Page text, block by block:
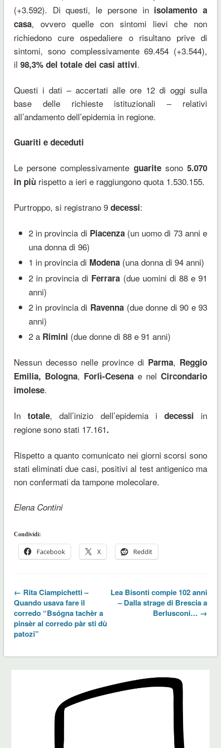
(+3.592). Di questi, le persone in isolamento a
casa, ovvero quelle con sintomi lievi che non
richiedono cure ospedaliere o risultano prive di
sintomi, sono complessivamente 69.454 (+3.544),
il 98,3% del totale dei casi attivi.
Questi i dati – accertati alle ore 12 di oggi sulla
base delle richieste istituzionali – relativi
all’andamento dell’epidemia in regione.
Guariti e deceduti
Le persone complessivamente guaritesono5.070
in più rispetto a ieri e raggiungono quota 1.530.155.
Purtroppo, si registrano 9 decessi:
2 in provincia di Piacenza(un uomo di 73 anni e
una donna di 96)
1 in provincia di Modena (una donna di 94 anni)
2 in provincia di Ferrara (due uomini di 88 e 91
anni)
2 in provincia di Ravenna(due donne di 90 e 93
anni)
2 a Rimini (due donne di 88 e 91 anni)
Nessun decesso nelle province di Parma, Reggio
Emilia, Bologna, Forlì-Cesena e nelCircondario
imolese.
Intotale, dall’inizio dell’epidemia i decessi in
regione sono stati 17.161.
Rispetto a quanto comunicato nei giorni scorsi sono
stati eliminati due casi, positivi al test antigenico ma
non confermati da tampone molecolare.
Elena Contini
Condividi:
Facebook X Reddit
← Rita Ciampichetti –
Quando usava fare il
corredo “Bsógna tachèr a
pinsèr al corredo pàr sti dù
patozi”
Lea Bisonti compie 102 anni
– Dalla strage di Brescia a
Berlusconi… →